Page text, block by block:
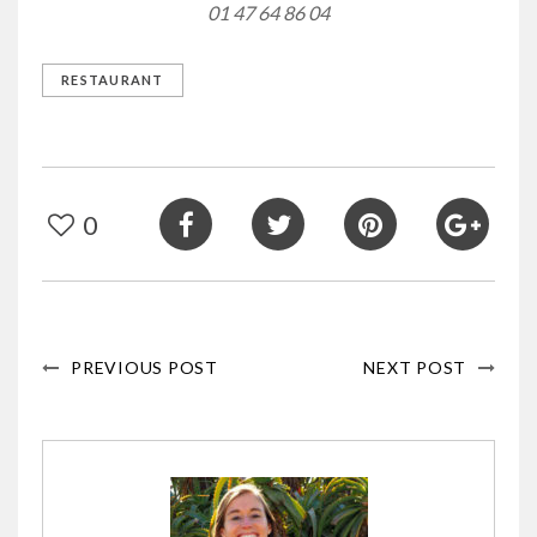
01 47 64 86 04
RESTAURANT
0
PREVIOUS POST NEXT POST